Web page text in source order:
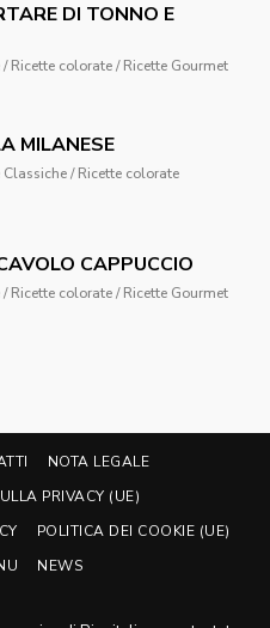
DI TONNO E
/ Ricette colorate / Ricette Gourmet
MILANESE
Classiche / Ricette colorate
CAPPUCCIO
/ Ricette colorate / Ricette Gourmet
NOTA LEGALE
PRIVACY (UE)
POLITICA DEI COOKIE (UE)
NEWS